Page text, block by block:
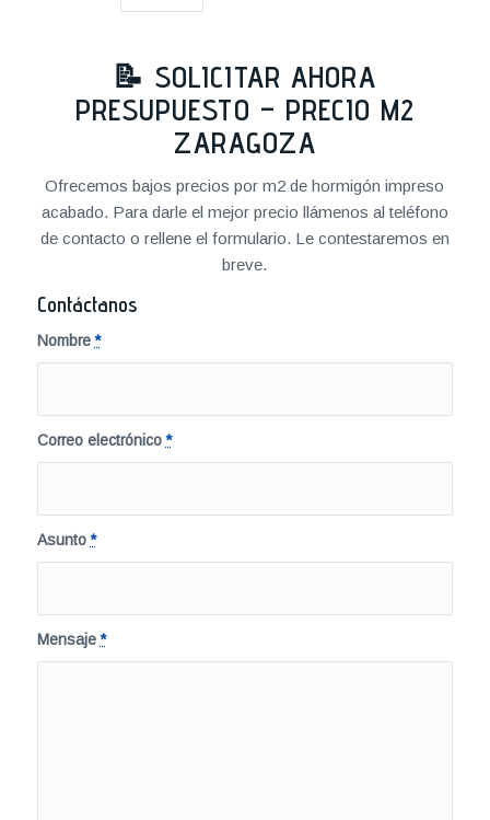
📝 SOLICITAR AHORA
PRESUPUESTO – PRECIO M2
ZARAGOZA
Ofrecemos bajos precios por m2 de hormigón impreso
acabado. Para darle el mejor precio llámenos al teléfono
de contacto o rellene el formulario. Le contestaremos en
breve.
Contáctanos
Nombre*
Correo electrónico*
Asunto*
Mensaje*